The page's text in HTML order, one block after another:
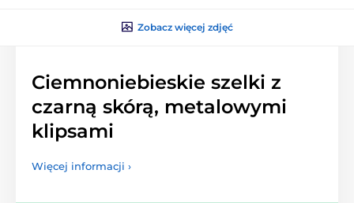
Zobacz więcej zdjęć
Ciemnoniebieskie szelki z
czarną skórą, metalowymi
klipsami
Więcej informacji ›